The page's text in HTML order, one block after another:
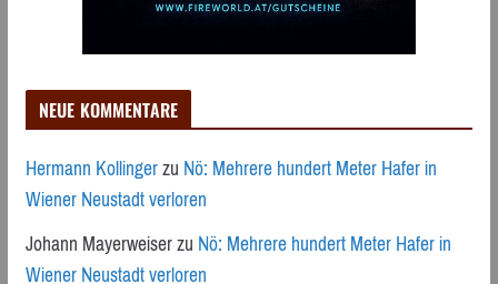
NEUE KOMMENTARE
Hermann KollingerzuNö: Mehrere hundert Meter Hafer in
Wiener Neustadt verloren
Johann MayerweiserzuNö: Mehrere hundert Meter Hafer in
Wiener Neustadt verloren